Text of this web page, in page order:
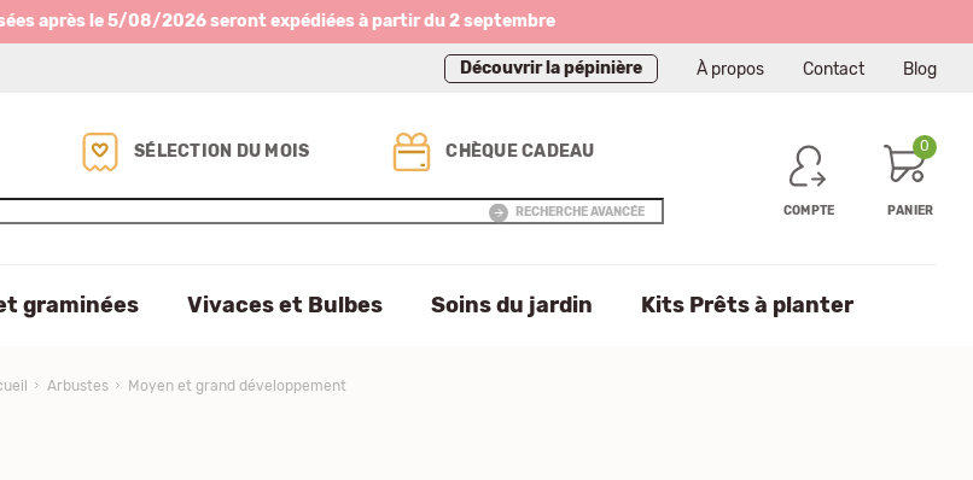
après le 5/08/2026 seront expédiées à partir du 2 septembre
Découvrir la pépinière À propos Contact Blog
SÉLECTION DU MOIS CHÈQUE CADEAU
RECHERCHE AVANCÉE COMPTE
0
PANIER
graminées Vivaces et Bulbes Soins du jardin Kits Prêts à planter
Arbustes Moyen et grand développement